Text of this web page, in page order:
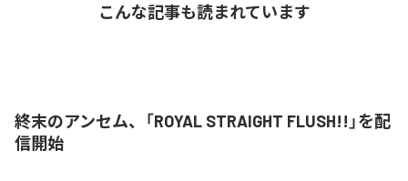
こんな記事も読まれています
終末のアンセム、「ROYAL STRAIGHT FLUSH!!」を配
信開始